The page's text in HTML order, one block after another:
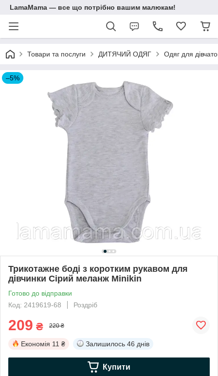
LamaMama — все що потрібно вашим малюкам!
Товари та послуги ДИТЯЧИЙ ОДЯГ Одяг для
–5%
Трикотажне боді з коротким рукавом для
дівчинки Сірий меланж Minikin
Готово до відправки
Код: 2419619-68
Роздріб
209 ₴ 220 ₴
Економія 11 ₴ Залишилось 46 днів
Купити